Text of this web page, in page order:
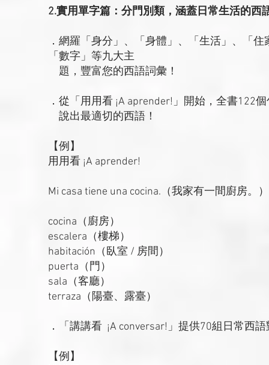
2.實用單字篇：分門別類，涵蓋日常生活的西
．網羅「身分」、「身體」、「生活」、「
「數字」等九大主
題，豐富您的西語詞彙！
．從「用用看 ¡A aprender!」開始，全書122
說出最適切的西語！
【例】
用用看 ¡A aprender!
Mi casa tiene una cocina.（我家有一間廚房。）
cocina（廚房）
escalera（樓梯）
habitación（臥室 / 房間）
puerta（門）
sala（客廳）
terraza（陽臺、露臺）
．「講講看 ¡A conversar!」提供70組日常西
【例】